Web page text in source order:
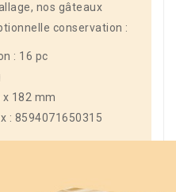
nos gâteaux
conservation :
: 16 pc
182 mm
: 8594071650315